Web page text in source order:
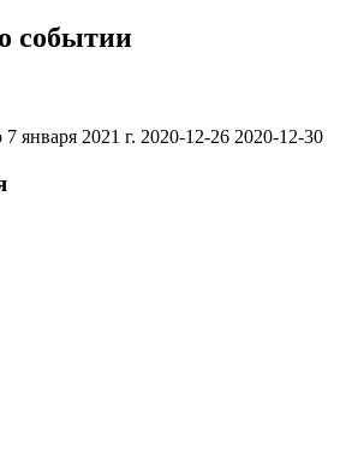
событии
января 2021 г. 2020-12-26 2020-12-30